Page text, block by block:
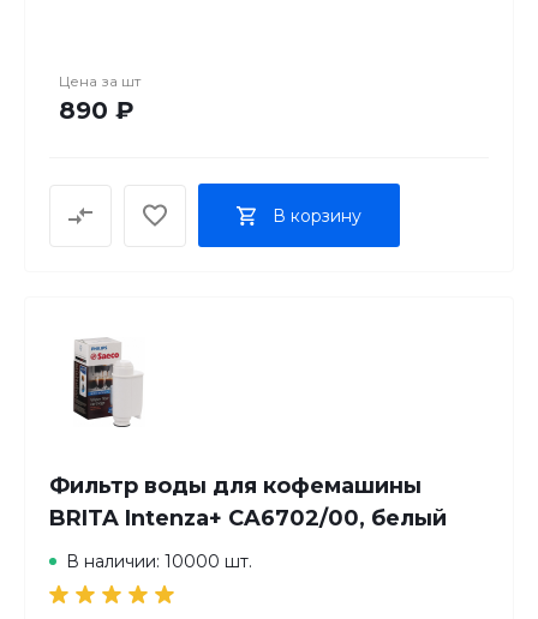
Цена за шт
890 ₽
В корзину
Фильтр воды для кофемашины
BRITA Intenza+ CA6702/00, белый
В наличии: 10000 шт.